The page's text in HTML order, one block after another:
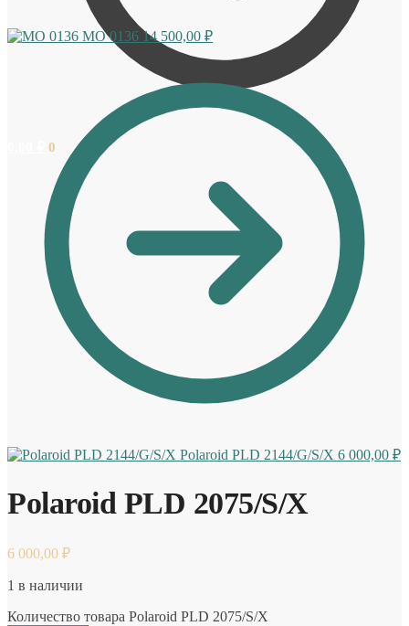
0
MO 0136 14 500,00 ₽
Polaroid PLD 2144/G/S/X 6 000,00 ₽
Polaroid PLD 2075/S/X
6 000,00 ₽
1 в наличии
Количество товара Polaroid PLD 2075/S/X